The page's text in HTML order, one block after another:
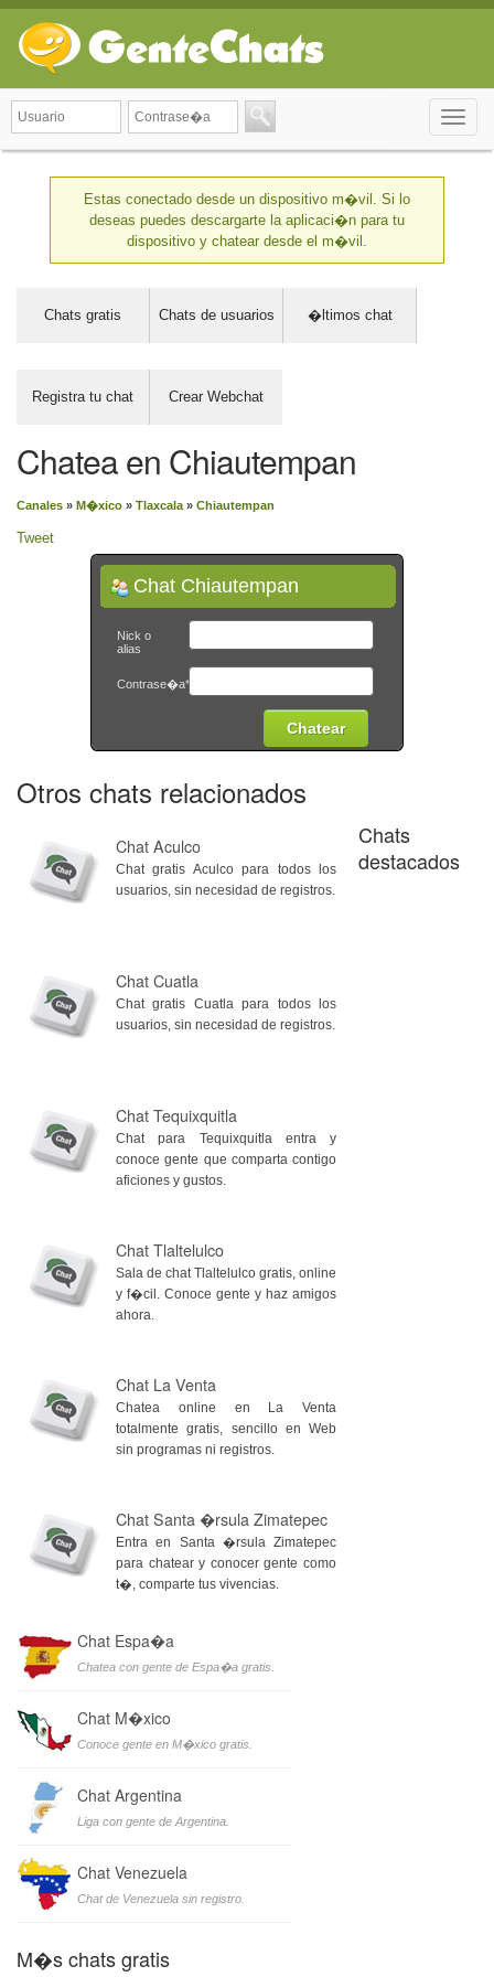
Toggle
Estas conectado desde un dispositivo m�vil. Si lo
deseas puedes descargarte la aplicaci�n para tu
dispositivo y chatear desde el m�vil.
Chats gratis Chats de usuarios �ltimos chat
Registra tu chat Crear Webchat
Chatea en Chiautempan
Canales » M�xico » Tlaxcala » Chiautempan
Tweet
Chat Chiautempan
Nick o
alias
Contrase�a*
Otros chats relacionados
Chat Aculco
Chat gratis Aculco para todos los
usuarios, sin necesidad de registros.
Chat Cuatla
Chat gratis Cuatla para todos los
usuarios, sin necesidad de registros.
Chat Tequixquitla
Chat para Tequixquitla entra y
conoce gente que comparta contigo
aficiones y gustos.
Chat Tlaltelulco
Sala de chat Tlaltelulco gratis, online
y f�cil. Conoce gente y haz amigos
ahora.
Chat La Venta
Chatea online en La Venta
totalmente gratis, sencillo en Web
sin programas ni registros.
Chat Santa �rsula Zimatepec
Entra en Santa �rsula Zimatepec
para chatear y conocer gente como
t�, comparte tus vivencias.
Chats
destacados
Chat Espa�a
Chatea con gente de Espa�a gratis.
Chat M�xico
Conoce gente en M�xico gratis.
Chat Argentina
Liga con gente de Argentina.
Chat Venezuela
Chat de Venezuela sin registro.
M�s chats gratis